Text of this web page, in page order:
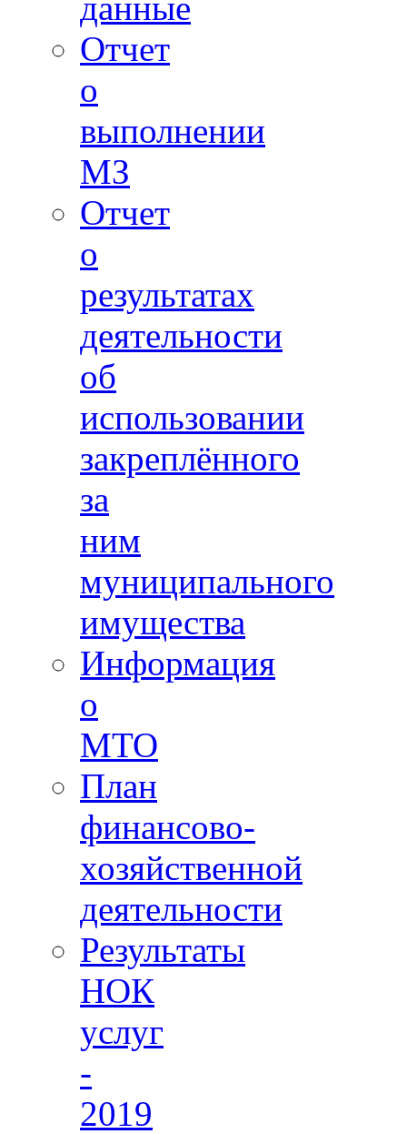
Отчет
о
выполнении
МЗ
Отчет
о
результатах
деятельности
об
использовании
закреплённого
за
ним
муниципального
имущества
Информация
о
МТО
План
финансово-
хозяйственной
деятельности
Результаты
НОК
услуг
-
2019